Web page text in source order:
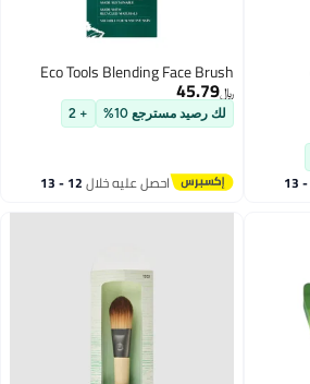
12 - 13
Eco Tools Blending Face Brush
﷼‏45.79
لك رصيد مسترجع 10% + 2
احصل عليه خلال 12 - 13